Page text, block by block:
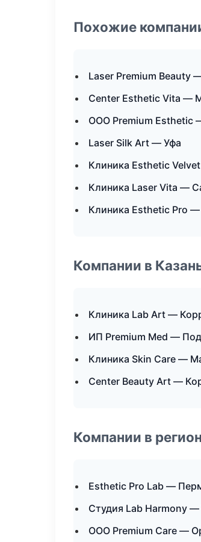
Похожие
Laser Premium Beauty
Center Esthetic Vita —
ООО Premium Esthetic
Laser Silk Art — Уфа
Клиника Esthetic
Клиника Laser Vita —
Клиника Esthetic Pro
Компании в
Клиника Lab Art —
ИП Premium Med —
Клиника Skin Care —
Center Beauty Art —
Компании в
Esthetic Pro Lab —
Студия Lab Harmony —
ООО Premium Care —